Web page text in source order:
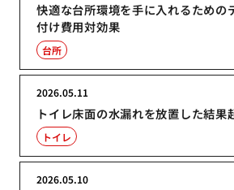
快適な台所環境を手に入れるための
付け費用対効果
台所
トイレ床面の水漏れを放置した結果
2026.05.11
トイレ
2026.05.10